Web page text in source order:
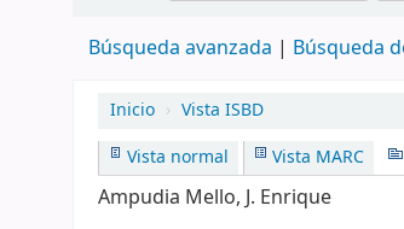
Búsqueda avanzada Búsqueda
Inicio › Vista ISBD
Vista normal
Vista MARC
Ampudia Mello, J. Enrique